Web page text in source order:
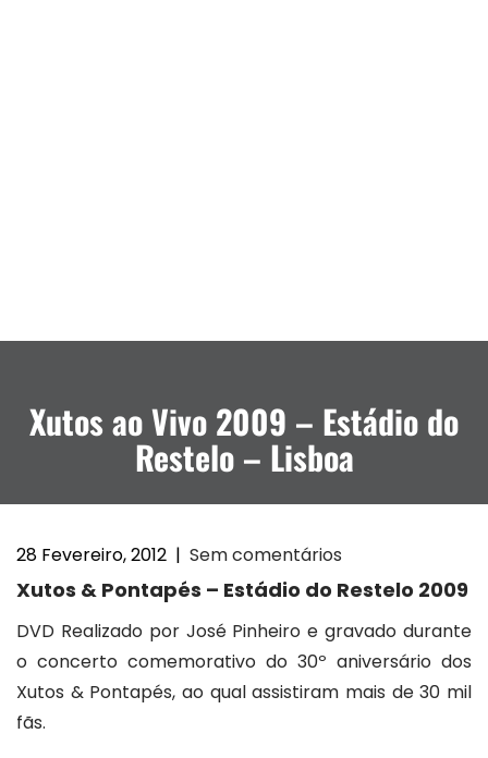
Xutos ao Vivo 2009 – Estádio do
Restelo – Lisboa
28 Fevereiro, 2012 | Sem comentários
Xutos & Pontapés – Estádio do Restelo 2009
DVD Realizado por José Pinheiro e gravado durante
o concerto comemorativo do 30º aniversário dos
Xutos & Pontapés, ao qual assistiram mais de 30 mil
fãs.